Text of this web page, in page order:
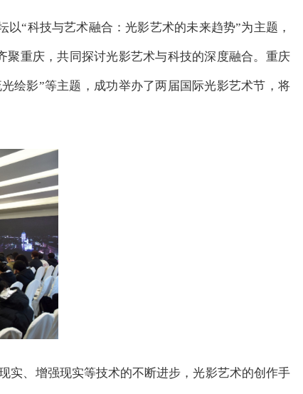
“科技与艺术融合：光影艺术的未来趋势”为主题，
重庆，共同探讨光影艺术与科技的深度融合。重庆
绘影”等主题，成功举办了两届国际光影艺术节，将
实、增强现实等技术的不断进步，光影艺术的创作手